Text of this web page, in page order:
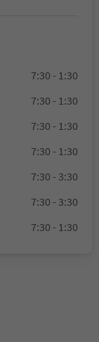
7:30 - 1:30
7:30 - 1:30
7:30 - 1:30
7:30 - 1:30
7:30 - 3:30
7:30 - 3:30
7:30 - 1:30